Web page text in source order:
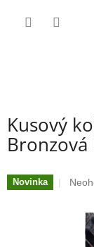
Kusový
Bronzová
Novinka